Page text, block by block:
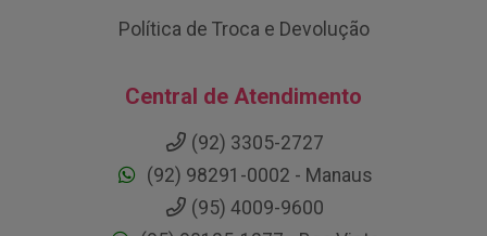
Política de Troca e Devolução
Central de Atendimento
(92) 3305-2727
(92) 98291-0002 - Manaus
(95) 4009-9600